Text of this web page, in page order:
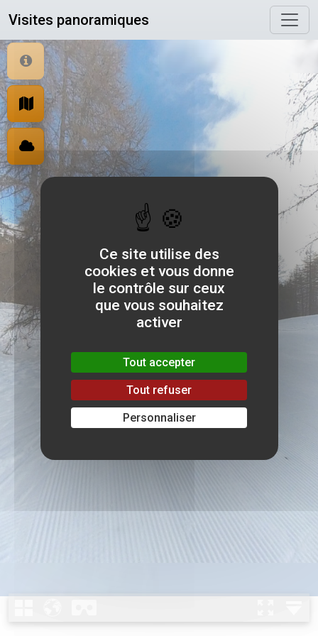
Visites panoramiques
Ce site utilise des
cookies et vous donne
le contrôle sur ceux
que vous souhaitez
activer
Tout accepter
Tout refuser
Personnaliser